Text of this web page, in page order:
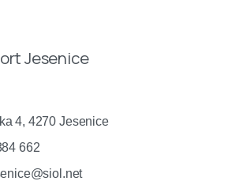
Jesenice
4, 4270 Jesenice
662